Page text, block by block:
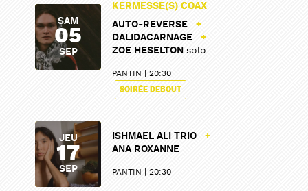
SAM
05
SEP
KERMESSE(S) COAX
AUTO-REVERSE
+
DALIDACARNAGE
+
ZOE HESELTON solo
PANTIN 20:30
SOIRÉE DEBOUT
JEU
17
SEP
ISHMAEL ALI TRIO
+
ANA ROXANNE
PANTIN 20:30